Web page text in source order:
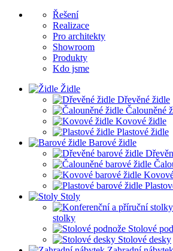
Řešení
Realizace
Pro architekty
Showroom
Produkty
Kdo jsme
Židle
Dřevěné židle
Čalouněné
Kovové židle
Plastové židle
Barové židle
Stoly
stolky
Stolové
Stolové desky